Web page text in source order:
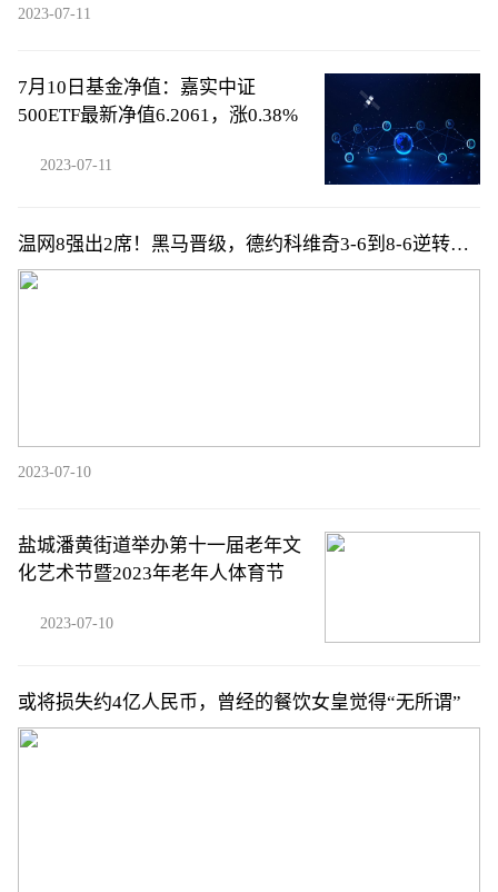
2023-07-11
7月10日基金净值：嘉实中证
500ETF最新净值6.2061，涨0.38%
2023-07-11
温网8强出2席！黑马晋级，德约科维奇3-6到8-6逆转，
卢布列夫3-2
2023-07-10
盐城潘黄街道举办第十一届老年文
化艺术节暨2023年老年人体育节
2023-07-10
或将损失约4亿人民币，曾经的餐饮女皇觉得“无所谓”